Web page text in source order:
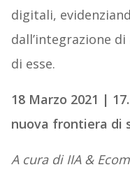
digitali,
dall’integrazione
di esse.
18 Marzo 2021 |
nuova frontiera di
A cura di IIA &